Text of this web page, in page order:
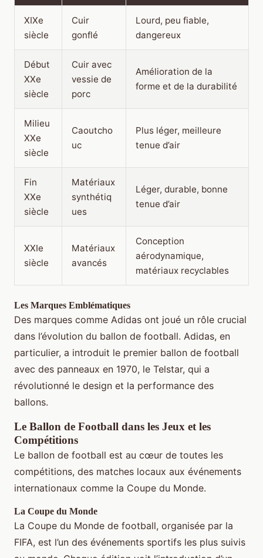
XIXe
siècle
Cuir
gonflé
Lourd, peu fiable,
dangereux
Début
XXe
siècle
Cuir avec
vessie de
porc
Amélioration de la
forme et de la durabilité
Milieu
XXe
siècle
Caoutcho
uc
Plus léger, meilleure
tenue d’air
Fin
XXe
siècle
Matériaux
synthétiq
ues
Léger, durable, bonne
tenue d’air
XXIe
siècle
Matériaux
avancés
Conception
aérodynamique,
matériaux recyclables
Les Marques Emblématiques
Des marques comme Adidas ont joué un rôle crucial
dans l’évolution du ballon de football. Adidas, en
particulier, a introduit le premier ballon de football
avec des panneaux en 1970, le Telstar, qui a
révolutionné le design et la performance des
ballons.
Le Ballon de Football dans les Jeux et les
Compétitions
Le ballon de football est au cœur de toutes les
compétitions, des matches locaux aux événements
internationaux comme la Coupe du Monde.
La Coupe du Monde
La Coupe du Monde de football, organisée par la
FIFA, est l’un des événements sportifs les plus suivis